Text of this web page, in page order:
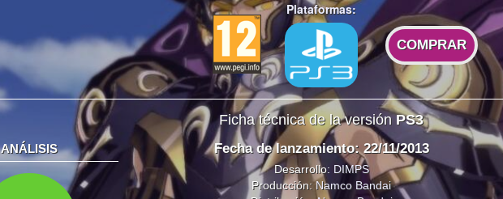
Plataformas:
COMPRAR
Ficha técnica de la versiónPS3
ANÁLISIS Fecha de lanzamiento: 22/11/2013
Desarrollo: DIMPS
Producción:Namco Bandai